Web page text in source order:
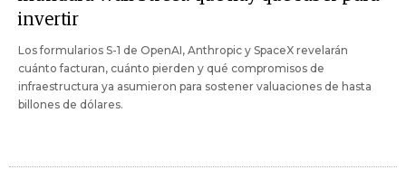
invertir
Los formularios S-1 de OpenAI, Anthropic y SpaceX revelarán
cuánto facturan, cuánto pierden y qué compromisos de
infraestructura ya asumieron para sostener valuaciones de hasta
billones de dólares.